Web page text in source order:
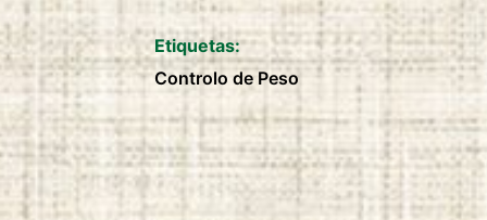
Etiquetas:
Controlo de Peso